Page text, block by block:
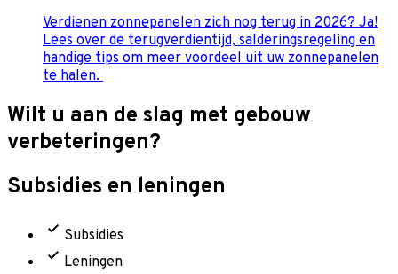
Verdienen zonnepanelen zich nog terug in 2026? Ja!
Lees over de terugverdientijd, salderingsregeling en
handige tips om meer voordeel uit uw zonnepanelen
te halen.
Wilt u aan de slag met gebouw
verbeteringen?
Subsidies en leningen
Subsidies
Leningen